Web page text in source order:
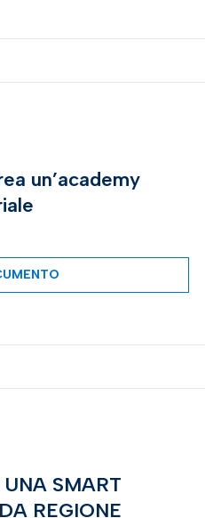
un’academy
SMART
REGIONE